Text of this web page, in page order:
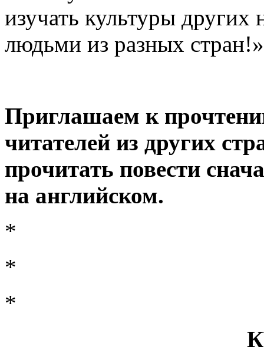
изучать культуры других
людьми из разных
Приглашаем к
читателей из других
прочитать повести
на английском.
*
*
*